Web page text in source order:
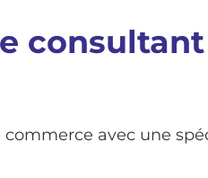
consultant
avec une